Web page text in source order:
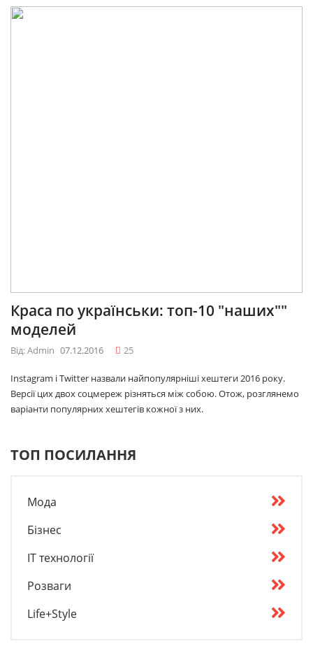
Краса по українськи: топ-10 "наших""
моделей
Від: Admin 07.12.2016 25
Instagram і Twitter назвали найпопулярніші хештеги 2016 року.
Версії цих двох соцмереж різняться між собою. Отож, розглянемо
варіанти популярних хештегів кожної з них.
ТОП ПОСИЛАННЯ
Мода
Бізнес
IT технології
Розваги
Life+Style